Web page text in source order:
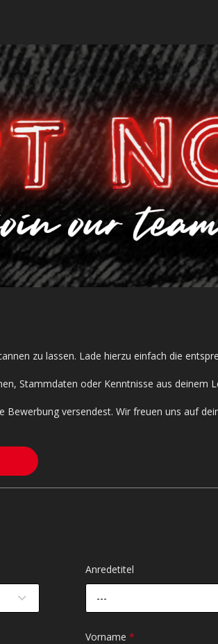
zu lassen. Lade hierzu einfach die
Stammdaten oder Kenntnisse aus deinem
versendest. Wir freuen uns auf
Anredetitel
---
Vorname *